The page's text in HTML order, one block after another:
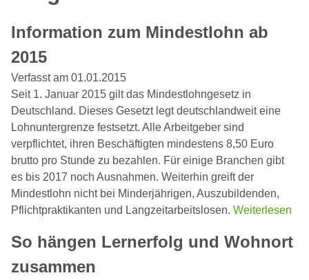
Information zum Mindestlohn ab
2015
Verfasst am 01.01.2015
Seit 1. Januar 2015 gilt das Mindestlohngesetz in
Deutschland. Dieses Gesetzt legt deutschlandweit eine
Lohnuntergrenze festsetzt. Alle Arbeitgeber sind
verpflichtet, ihren Beschäftigten mindestens 8,50 Euro
brutto pro Stunde zu bezahlen. Für einige Branchen gibt
es bis 2017 noch Ausnahmen. Weiterhin greift der
Mindestlohn nicht bei Minderjährigen, Auszubildenden,
Pflichtpraktikanten und Langzeitarbeitslosen. Weiterlesen
So hängen Lernerfolg und Wohnort
zusammen